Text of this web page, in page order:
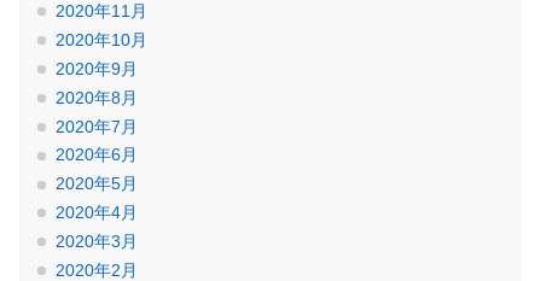
2020年11月
2020年10月
2020年9月
2020年8月
2020年7月
2020年6月
2020年5月
2020年4月
2020年3月
2020年2月